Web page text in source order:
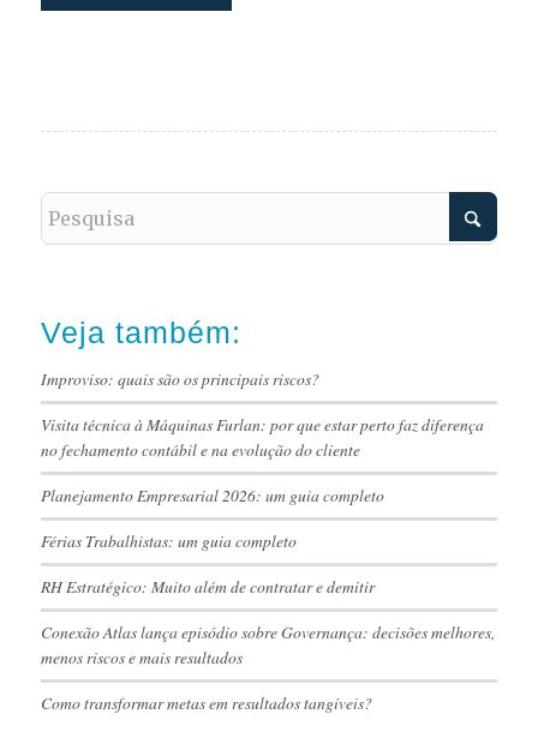
Veja também:
Improviso: quais são os principais riscos?
Visita técnica à Máquinas Furlan: por que estar perto faz diferença
no fechamento contábil e na evolução do cliente
Planejamento Empresarial 2026: um guia completo
Férias Trabalhistas: um guia completo
RH Estratégico: Muito além de contratar e demitir
Conexão Atlas lança episódio sobre Governança: decisões melhores,
menos riscos e mais resultados
Como transformar metas em resultados tangíveis?